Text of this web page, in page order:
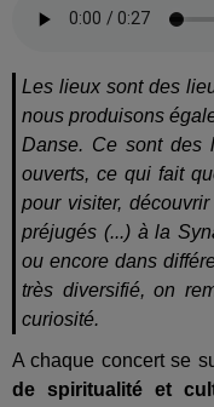
Les lieux sont des
nous produisons
Danse. Ce sont des
ouverts, ce qui fait
pour visiter,
préjugés (...) à la
ou encore dans
très diversifié, on
curiosité.
A chaque concert se
de spiritualité et